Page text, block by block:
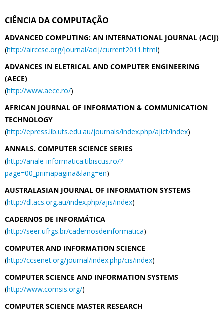
CIÊNCIA DA COMPUTAÇÃO
ADVANCED COMPUTING: AN INTERNATIONAL JOURNAL (ACIJ)
(http://airccse.org/journal/acij/current2011.html)
ADVANCES IN ELETRICAL AND COMPUTER ENGINEERING
(AECE)
(http://www.aece.ro/)
AFRICAN JOURNAL OF INFORMATION & COMMUNICATION
TECHNOLOGY
(http://epress.lib.uts.edu.au/journals/index.php/ajict/index)
ANNALS. COMPUTER SCIENCE SERIES
(http://anale-informatica.tibiscus.ro/?
page=00_primapagina&lang=en)
AUSTRALASIAN JOURNAL OF INFORMATION SYSTEMS
(http://dl.acs.org.au/index.php/ajis/index)
CADERNOS DE INFORMÁTICA
(http://seer.ufrgs.br/cadernosdeinformatica)
COMPUTER AND INFORMATION SCIENCE
(http://ccsenet.org/journal/index.php/cis/index)
COMPUTER SCIENCE AND INFORMATION SYSTEMS
(http://www.comsis.org/)
COMPUTER SCIENCE MASTER RESEARCH